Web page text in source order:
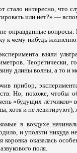
стало интересно, что
или нет?» —
оправданные вопросы.
к чему-нибудь
взяли
Теоретически,
длины волны, а то и
прибор,
Но, похоже, чтобы
«будущих лётчиков»
хотя и не левитируют),
в воздухе
и уползти никуда
коровка оказалась
поля.